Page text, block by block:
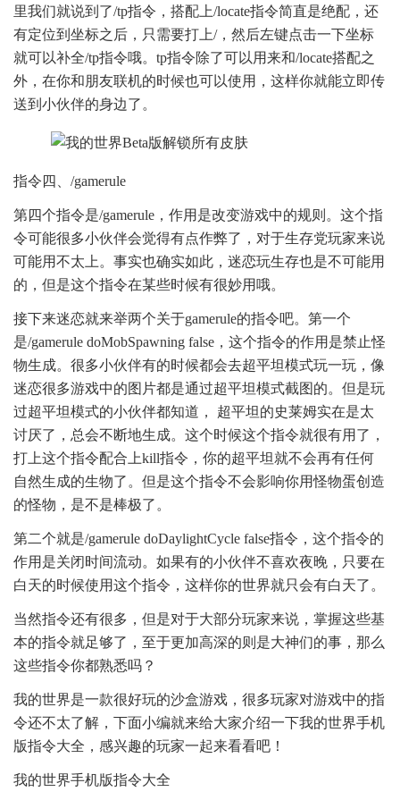
里我们就说到了/tp指令，搭配上/locate指令简直是绝配，还
有定位到坐标之后，只需要打上/，然后左键点击一下坐标
就可以补全/tp指令哦。tp指令除了可以用来和/locate搭配之
外，在你和朋友联机的时候也可以使用，这样你就能立即传
送到小伙伴的身边了。
指令四、/gamerule
第四个指令是/gamerule，作用是改变游戏中的规则。这个指
令可能很多小伙伴会觉得有点作弊了，对于生存党玩家来说
可能用不太上。事实也确实如此，迷恋玩生存也是不可能用
的，但是这个指令在某些时候有很妙用哦。
接下来迷恋就来举两个关于gamerule的指令吧。第一个
是/gamerule doMobSpawning false，这个指令的作用是禁止怪
物生成。很多小伙伴有的时候都会去超平坦模式玩一玩，像
迷恋很多游戏中的图片都是通过超平坦模式截图的。但是玩
过超平坦模式的小伙伴都知道， 超平坦的史莱姆实在是太
讨厌了，总会不断地生成。这个时候这个指令就很有用了，
打上这个指令配合上kill指令，你的超平坦就不会再有任何
自然生成的生物了。但是这个指令不会影响你用怪物蛋创造
的怪物，是不是棒极了。
第二个就是/gamerule doDaylightCycle false指令，这个指令的
作用是关闭时间流动。如果有的小伙伴不喜欢夜晚，只要在
白天的时候使用这个指令，这样你的世界就只会有白天了。
当然指令还有很多，但是对于大部分玩家来说，掌握这些基
本的指令就足够了，至于更加高深的则是大神们的事，那么
这些指令你都熟悉吗？
我的世界是一款很好玩的沙盒游戏，很多玩家对游戏中的指
令还不太了解，下面小编就来给大家介绍一下我的世界手机
版指令大全，感兴趣的玩家一起来看看吧！
我的世界手机版指令大全